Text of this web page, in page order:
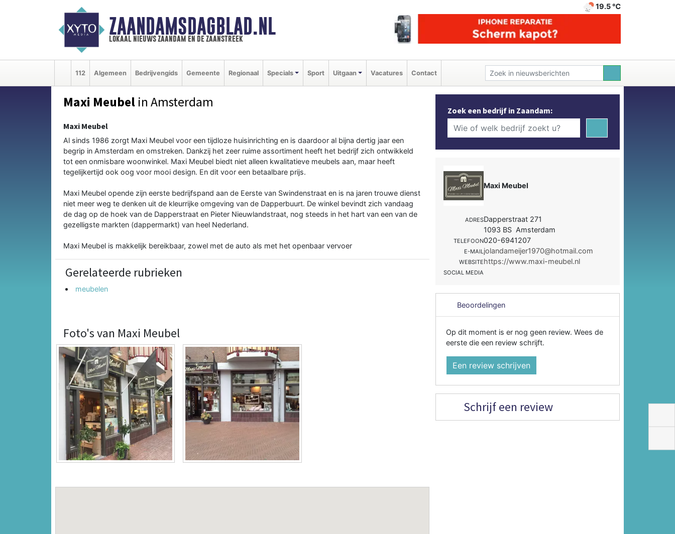
ZAANDAMSDAGBLAD.NL
lokaal nieuws zaandam en de zaanstreek
19.5 ℃
112 Algemeen Bedrijvengids Gemeente Regionaal Specials Sport Uitgaan Vacatures Contact
Maxi Meubel in Amsterdam
Maxi Meubel
Al sinds 1986 zorgt Maxi Meubel voor een tijdloze huisinrichting en is daardoor al bijna dertig jaar een
begrip in Amsterdam en omstreken. Dankzij het zeer ruime assortiment heeft het bedrijf zich ontwikkeld
tot een onmisbare woonwinkel. Maxi Meubel biedt niet alleen kwalitatieve meubels aan, maar heeft
tegelijkertijd ook oog voor mooi design. En dit voor een betaalbare prijs.
Maxi Meubel opende zijn eerste bedrijfspand aan de Eerste van Swindenstraat en is na jaren trouwe dienst
niet meer weg te denken uit de kleurrijke omgeving van de Dapperbuurt. De winkel bevindt zich vandaag
de dag op de hoek van de Dapperstraat en Pieter Nieuwlandstraat, nog steeds in het hart van een van de
gezelligste markten (dappermarkt) van heel Nederland.
Maxi Meubel is makkelijk bereikbaar, zowel met de auto als met het openbaar vervoer
Gerelateerde rubrieken
meubelen
Foto's van Maxi Meubel
Zoek een bedrijf in Zaandam:
Maxi Meubel
ADRESDapperstraat 271
1093 BS Amsterdam
TELEFOON020-6941207
E-MAILjolandameijer1970@hotmail.com
WEBSITEhttps://www.maxi-meubel.nl
SOCIAL MEDIA
Beoordelingen
Op dit moment is er nog geen review. Wees de
eerste die een review schrijft.
Een review schrijven
Schrijf een review